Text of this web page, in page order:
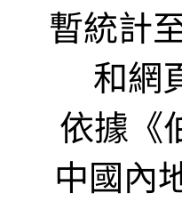
暫統計
和網
依據《
中國內